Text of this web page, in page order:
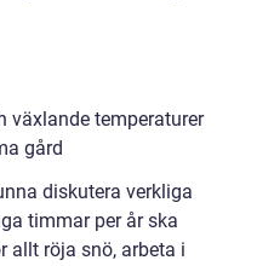
växlande temperaturer
gård
diskutera verkliga
timmar per år ska
allt röja snö, arbeta i